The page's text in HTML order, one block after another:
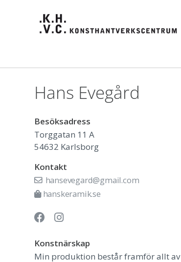
Hans Evegård
Besöksadress
Torggatan 11 A
54632 Karlsborg
Kontakt
hansevegard@gmail.com
hanskeramik.se
Konstnärskap
Min produktion består framför allt av